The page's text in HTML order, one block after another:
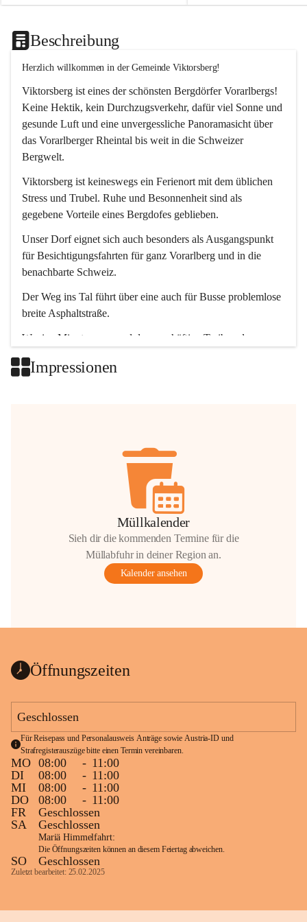
Beschreibung
Herzlich willkommen in der Gemeinde Viktorsberg!
Viktorsberg ist eines der schönsten Bergdörfer Vorarlbergs!
Keine Hektik, kein Durchzugsverkehr, dafür viel Sonne und
gesunde Luft und eine unvergessliche Panoramasicht über
das Vorarlberger Rheintal bis weit in die Schweizer
Bergwelt.
Viktorsberg ist keineswegs ein Ferienort mit dem üblichen
Stress und Trubel. Ruhe und Besonnenheit sind als
gegebene Vorteile eines Bergdofes geblieben.
Unser Dorf eignet sich auch besonders als Ausgangspunkt
für Besichtigungsfahrten für ganz Vorarlberg und in die
benachbarte Schweiz.
Der Weg ins Tal führt über eine auch für Busse problemlose
breite Asphaltstraße.
Wenige Minuten nur, und das geschäftige Treiben der
Impressionen
Müllkalender
Sieh dir die kommenden Termine für die
Müllabfuhr in deiner Region an.
Kalender ansehen
Öffnungszeiten
Geschlossen
Für Reisepass und Personalausweis Anträge sowie Austria-ID und
Strafregisterauszüge bitte einen Termin vereinbaren.
MO 08:00 - 11:00
DI
08:00 - 11:00
MI
08:00 - 11:00
DO
08:00 - 11:00
FR
Geschlossen
SA
Geschlossen
Mariä Himmelfahrt:
Die Öffnungszeiten können an diesem Feiertag abweichen.
SO Geschlossen
Zuletzt bearbeitet: 25.02.2025